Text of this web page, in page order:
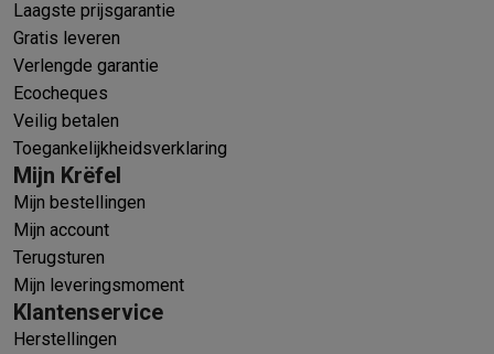
Laagste prijsgarantie
Gratis leveren
Verlengde garantie
Ecocheques
Veilig betalen
Toegankelijkheidsverklaring
Mijn Krëfel
Mijn bestellingen
Mijn account
Terugsturen
Mijn leveringsmoment
Klantenservice
Herstellingen